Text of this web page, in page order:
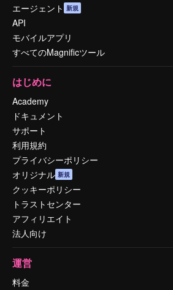
エージェント 新規
API
モバイルアプリ
すべてのMagnificツール
はじめに
Academy
ドキュメント
サポート
利用規約
プライバシーポリシー
オリジナル 新規
クッキーポリシー
トラストセンター
アフィリエイト
法人向け
運営
料金